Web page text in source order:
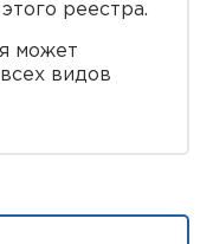
реестра.
может
видов